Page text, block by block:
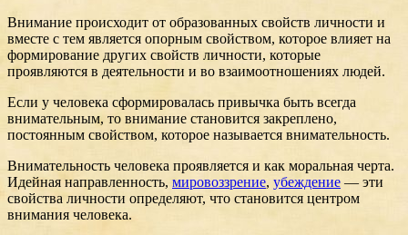
Внимание происходит от образованных свойств личности и
вместе с тем является опорным свойством, которое влияет на
формирование других свойств личности, которые
проявляются в деятельности и во взаимоотношениях людей.
Если у человека сформировалась привычка быть всегда
внимательным, то внимание становится закреплено,
постоянным свойством, которое называется внимательность.
Внимательность человека проявляется и как моральная черта.
Идейная направленность, мировоззрение, убеждение— эти
свойства личности определяют, что становится центром
внимания человека.